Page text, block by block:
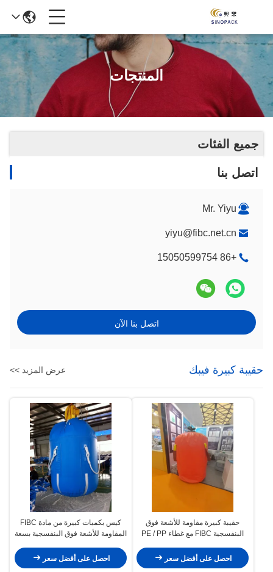
المنتجات
جميع الفئات
اتصل بنا
Mr. Yiyu
yiyu@fibc.net.cn
+86 15050599754
اتصل بنا الآن
حقيبة كبيرة فيبك عرض المزيد >>
حقيبة كبيرة مقاومة للأشعة فوق
البنفسجية FIBC مع غطاء PE / PP
الآمن للجملة
احصل على أفضل سعر
كيس بكميات كبيرة من مادة FIBC
المقاومة للأشعة فوق البنفسجية بسعة
مصنوع من مادة البولي بروبيلين
المتينة
احصل على أفضل سعر